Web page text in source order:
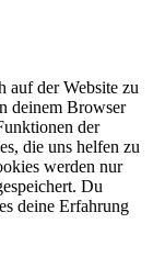
auf der Website zu
deinem Browser
der
die uns helfen zu
werden nur
Du
deine Erfahrung